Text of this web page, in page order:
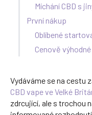
Míchání CBD s
První nákup
Oblíbené
Cenově
Vydáváme se na cestu
CBD vape ve Velké
zdrcující, ale s trochou